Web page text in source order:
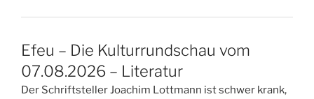
Efeu – Die Kulturrundschau vom
07.08.2026 – Literatur
Der Schriftsteller Joachim Lottmann ist schwer krank,